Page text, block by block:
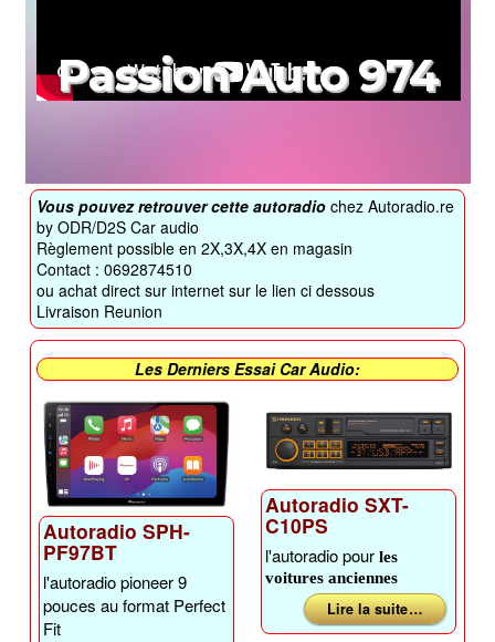
Passion Auto 974
Vous pouvez retrouver cette autoradio chez Autoradio.re
by ODR/D2S Car audio
Règlement possible en 2X,3X,4X en magasin
Contact : 0692874510
ou achat direct sur internet sur le lien ci dessous
Livraison Reunion
Les Derniers Essai Car Audio:
Autoradio SPH-
PF97BT
l'autoradio pioneer 9
pouces au format Perfect
Fit
Autoradio SXT-
C10PS
l'autoradio pour les
voitures anciennes
Lire la suite …